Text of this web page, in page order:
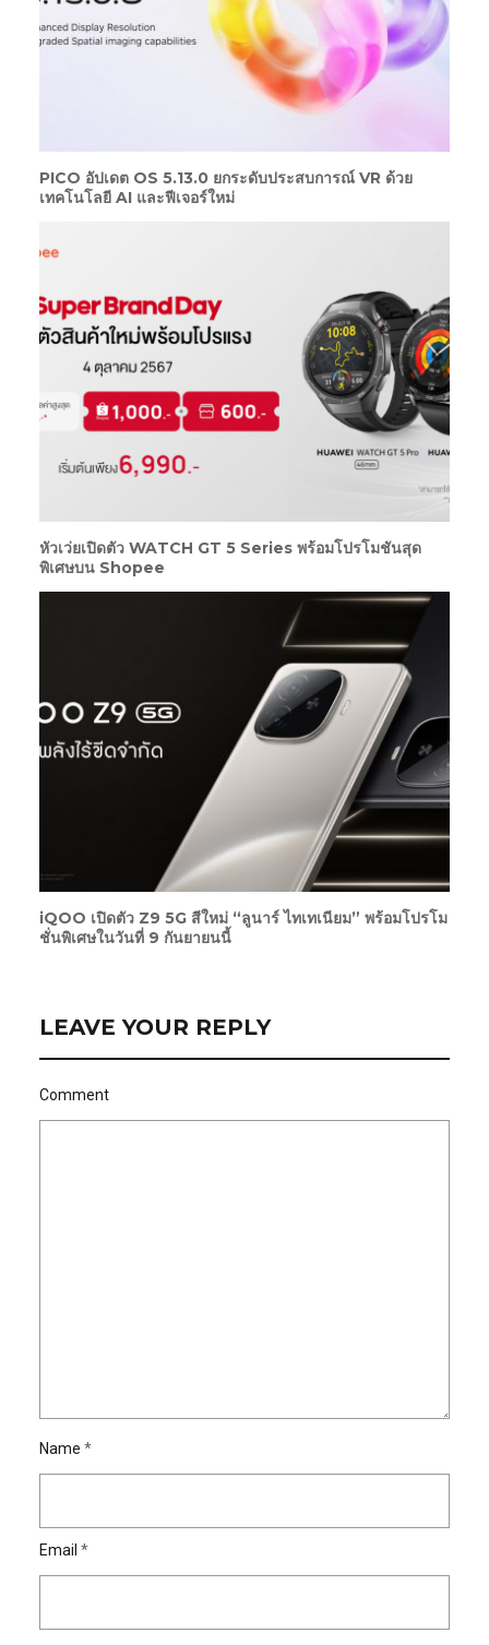
PICO อัปเดต OS 5.13.0 ยกระดับประสบการณ์ VR ด้วย
เทคโนโลยี AI และฟีเจอร์ใหม่
หัวเว่ยเปิดตัว WATCH GT 5 Series พร้อมโปรโมชันสุด
พิเศษบน Shopee
iQOO เปิดตัว Z9 5G สีใหม่ “ลูนาร์ ไทเทเนียม” พร้อมโปรโม
ชั่นพิเศษในวันที่ 9 กันยายนนี้
LEAVE YOUR REPLY
Comment
Name *
Email *